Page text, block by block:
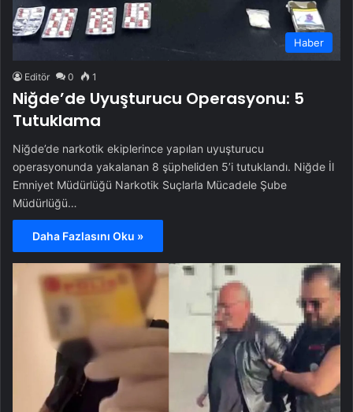
Haber
Editör 0 1
Niğde’de Uyuşturucu Operasyonu: 5
Tutuklama
Niğde’de narkotik ekiplerince yapılan uyuşturucu
operasyonunda yakalanan 8 şüpheliden 5’i tutuklandı. Niğde İl
Emniyet Müdürlüğü Narkotik Suçlarla Mücadele Şube
Müdürlüğü…
Daha Fazlasını Oku »